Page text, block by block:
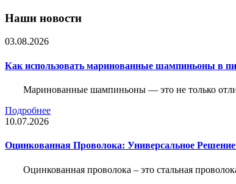
Наши новости
03.08.2026
Как использовать маринованные шампиньоны в
Маринованные шампиньоны — это не только
Подробнее
10.07.2026
Оцинкованная Проволока: Универсальное
Оцинкованная проволока – это стальная